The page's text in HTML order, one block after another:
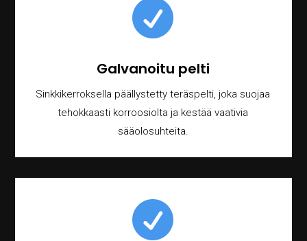

Galvanoitu pelti
Sinkkikerroksella päällystetty teräspelti, joka suojaa
tehokkaasti korroosiolta ja kestää vaativia
sääolosuhteita.
